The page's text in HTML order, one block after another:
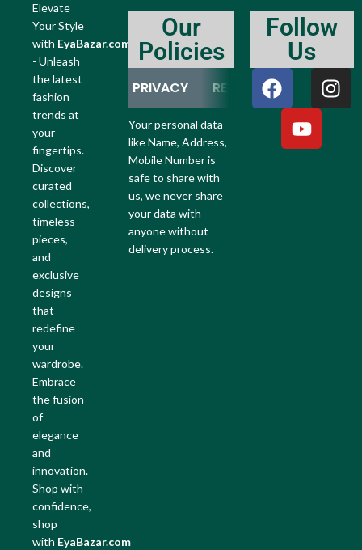
Elevate
Your Style
with EyaBazar.com
- Unleash
the latest
fashion
trends at
your
fingertips.
Discover
curated
collections,
timeless
pieces,
and
exclusive
designs
that
redefine
your
wardrobe.
Embrace
the fusion
of
elegance
and
innovation.
Shop with
confidence,
shop
with EyaBazar.com
Our
Policies
PRIVACY RETURN REFUND
Your personal data
like Name, Address,
Mobile Number is
safe to share with
us, we never share
your data with
anyone without
delivery process.
Follow
Us